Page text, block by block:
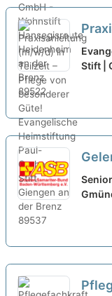
–
Stift |
in